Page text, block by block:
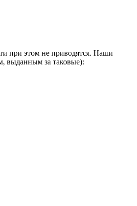
при этом не приводятся. Наши
выданным за таковые):